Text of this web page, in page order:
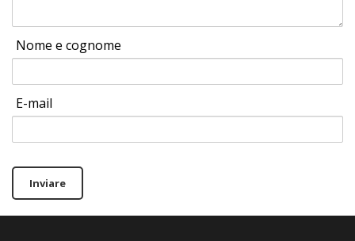
Nome e cognome
E-mail
Inviare